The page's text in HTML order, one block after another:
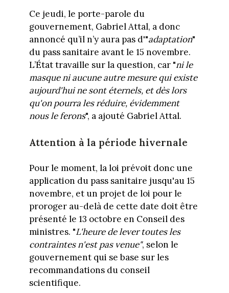
Ce jeudi, le porte-parole du
gouvernement, Gabriel Attal, a donc
annoncé qu’il n’y aura pas d'"adaptation"
du pass sanitaire avant le 15 novembre.
L’État travaille sur la question, car "ni le
masque ni aucune autre mesure qui existe
aujourd'hui ne sont éternels, et dès lors
qu'on pourra les réduire, évidemment
nous le ferons", a ajouté Gabriel Attal.
Attention à la période hivernale
Pour le moment, la loi prévoit donc une
application du pass sanitaire jusqu'au 15
novembre, et un projet de loi pour le
proroger au-delà de cette date doit être
présenté le 13 octobre en Conseil des
ministres. "L'heure de lever toutes les
contraintes n'est pas venue", selon le
gouvernement qui se base sur les
recommandations du conseil
scientifique.